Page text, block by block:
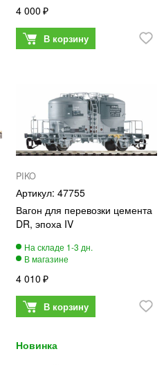
4 000
PIKO
47755
Вагон для перевозки цемента
DR, эпоха IV
4 010